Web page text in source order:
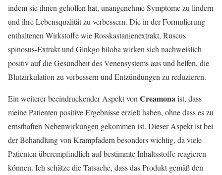
indem sie ihnen geholfen hat, unangenehme Symptome zu lindern
und ihre Lebensqualität zu verbessern. Die in der Formulierung
enthaltenen Wirkstoffe wie Rosskastanienextrakt, Ruscus
spinosus-Extrakt und Ginkgo biloba wirken sich nachweislich
positiv auf die Gesundheit des Venensystems aus und helfen, die
Blutzirkulation zu verbessern und Entzündungen zu reduzieren.
Ein weiterer beeindruckender Aspekt von Creamonaist, dass
meine Patienten positive Ergebnisse erzielt haben, ohne dass es zu
ernsthaften Nebenwirkungen gekommen ist. Dieser Aspekt ist bei
der Behandlung von Krampfadern besonders wichtig, da viele
Patienten überempfindlich auf bestimmte Inhaltsstoffe reagieren
können. Ich schätze die Tatsache, dass das Produkt gemäß den